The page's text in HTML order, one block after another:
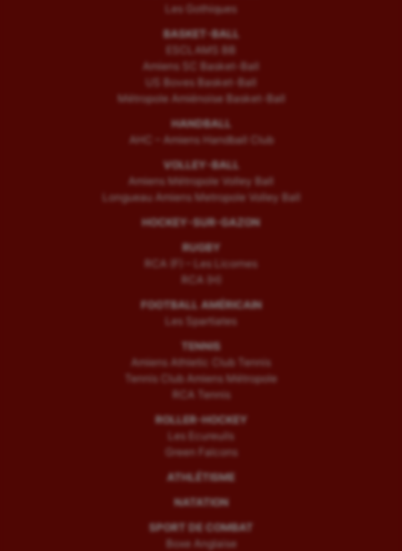
Les Gothiques
BASKET-BALL
ESCLAMS BB
Amiens SC Basket-Ball
US Boves Basket-Ball
Métropole Amiénoise Basket-Ball
HANDBALL
AHC – Amiens Handball Club
VOLLEY-BALL
Amiens Métropole Volley Ball
Longueau Amiens Metropole Volley Ball
HOCKEY-SUR-GAZON
RUGBY
RCA (F) – Les Licornes
RCA (H)
FOOTBALL AMÉRICAIN
Les Spartiates
TENNIS
Amiens Athletic Club Tennis
Tennis Club Amiens Métropole
RCA Tennis
ROLLER-HOCKEY
Les Ecureuils
Green Falcons
ATHLÉTISME
NATATION
SPORT DE COMBAT
Boxe Anglaise